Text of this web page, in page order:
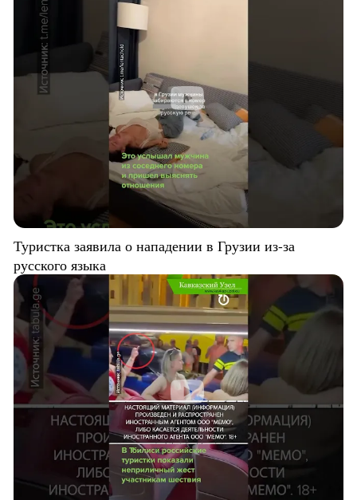
Туристка заявила о нападении в Грузии из-за
русского языка